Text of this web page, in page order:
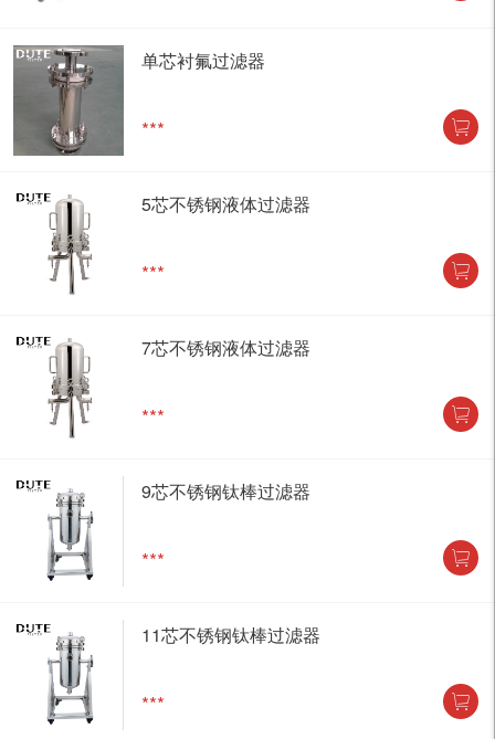
单芯衬氟过滤器
***
5芯不锈钢液体过滤器
***
7芯不锈钢液体过滤器
***
9芯不锈钢钛棒过滤器
***
11芯不锈钢钛棒过滤器
***